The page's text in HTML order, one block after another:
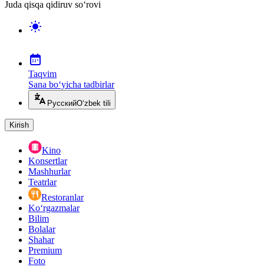
Juda qisqa qidiruv so‘rovi
Taqvim
Sana bo‘yicha tadbirlar
РусскийO‘zbek tili
Kirish
Kino
Konsertlar
Mashhurlar
Teatrlar
Restoranlar
Ko‘rgazmalar
Bilim
Bolalar
Shahar
Premium
Foto